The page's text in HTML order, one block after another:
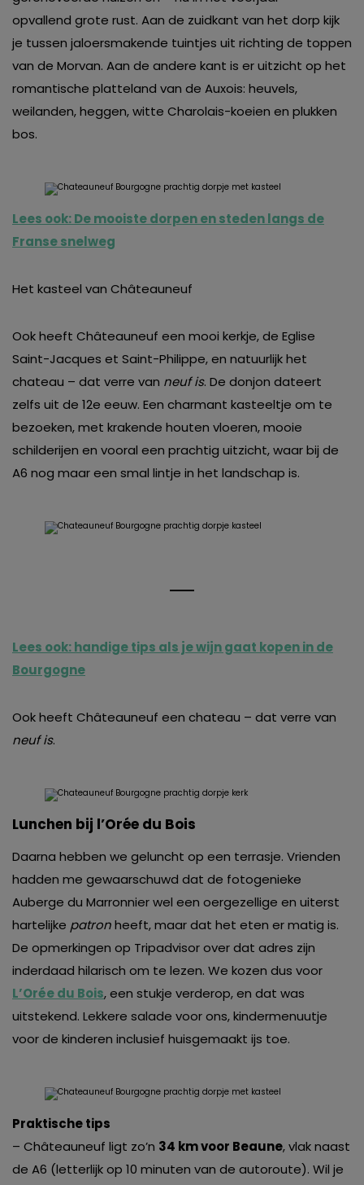
opvallend grote rust. Aan de zuidkant van het dorp kijk
je tussen jaloersmakende tuintjes uit richting de toppen
van de Morvan. Aan de andere kant is er uitzicht op het
romantische platteland van de Auxois: heuvels,
weilanden, heggen, witte Charolais-koeien en plukken
bos.
Lees ook: De mooiste dorpen en steden langs de
Franse snelweg
Het kasteel van Châteauneuf
Ook heeft Châteauneuf een mooi kerkje, de Eglise
Saint-Jacques et Saint-Philippe, en natuurlijk het
chateau – dat verre van neuf is. De donjon dateert
zelfs uit de 12e eeuw. Een charmant kasteeltje om te
bezoeken, met krakende houten vloeren, mooie
schilderijen en vooral een prachtig uitzicht, waar bij de
A6 nog maar een smal lintje in het landschap is.
Lees ook: handige tips als je wijn gaat kopen in de
Bourgogne
Ook heeft Châteauneuf een chateau – dat verre van
neuf is.
Lunchen bij l’Orée du Bois
Daarna hebben we geluncht op een terrasje. Vrienden
hadden me gewaarschuwd dat de fotogenieke
Auberge du Marronnier wel een oergezellige en uiterst
hartelijke patronheeft, maar dat het eten er matig is.
De opmerkingen op Tripadvisor over dat adres zijn
inderdaad hilarisch om te lezen. We kozen dus voor
L’Orée du Bois, een stukje verderop, en dat was
uitstekend. Lekkere salade voor ons, kindermenuutje
voor de kinderen inclusief huisgemaakt ijs toe.
Praktische tips
– Châteauneuf ligt zo’n 34 km voor Beaune, vlak naast
de A6 (letterlijk op 10 minuten van de autoroute). Wil je